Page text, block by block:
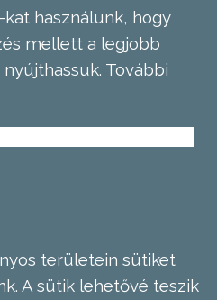
használunk, hogy
mellett a legjobb
További
területein sütiket
A sütik lehetővé teszik